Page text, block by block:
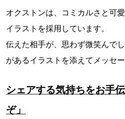
オクストンは、コミカルさと可
イラストを採用しています。
伝えた相手が、思わず微笑んで
があるイラストを添えてメッセー
シェアする気持ちをお手
ぞ」